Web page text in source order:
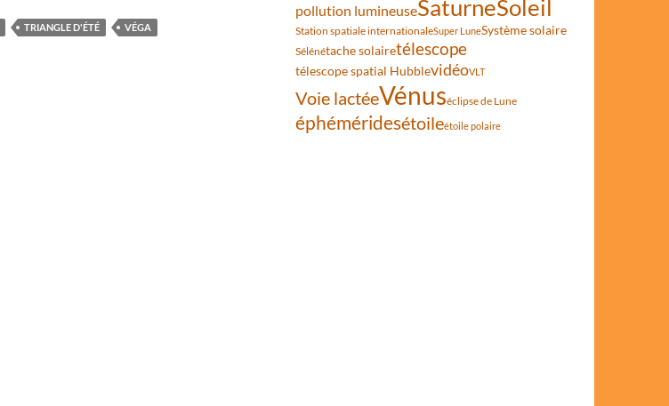
TRIANGLE D'ÉTÉ VÉGA
pollution lumineuseSaturneSoleil
Station spatiale internationaleSuper LuneSystème solaire
Sélénétache solairetélescope
télescope spatial HubblevidéoVLT
Voie lactéeVénuséclipse de Lune
éphéméridesétoileétoile polaire